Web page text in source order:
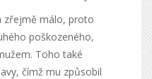
zřejmě málo, proto
poškozeného,
Toho také
čímž mu způsobil